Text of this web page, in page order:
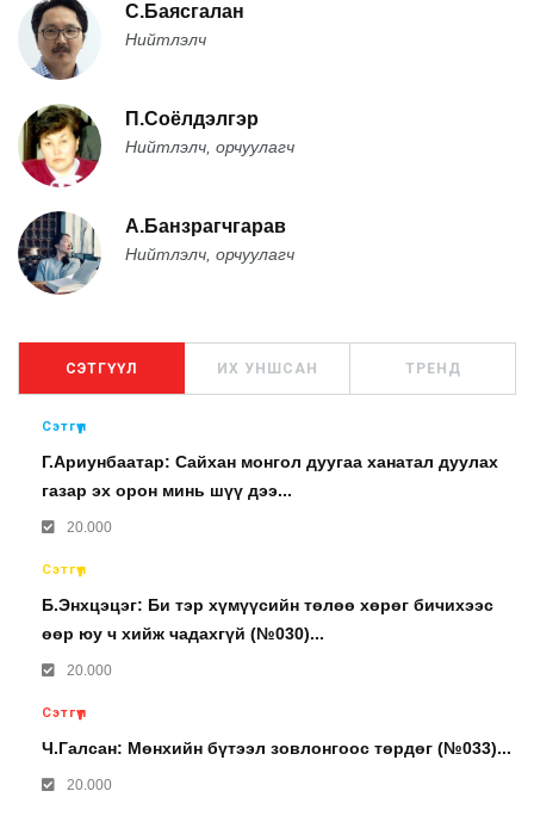
С.Баясгалан
Нийтлэлч
П.Соёлдэлгэр
Нийтлэлч, орчуулагч
А.Банзрагчгарав
Нийтлэлч, орчуулагч
СЭТГҮҮЛ ИХ УНШСАН ТРЕНД
Сэтгүүл
Г.Ариунбаатар: Сайхан монгол дуугаа ханатал дуулах
газар эх орон минь шүү дээ...
20.000
Сэтгүүл
Б.Энхцэцэг: Би тэр хүмүүсийн төлөө хөрөг бичихээс
өөр юу ч хийж чадахгүй (№030)...
20.000
Сэтгүүл
Ч.Галсан: Мөнхийн бүтээл зовлонгоос төрдөг (№033)...
20.000